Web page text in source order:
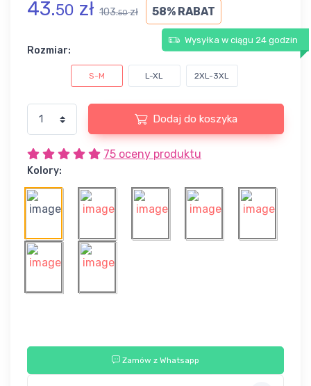
43.50 zł 103.50zł 58% RABAT
Wysyłka w ciągu 24 godzin
Rozmiar:
S-M L-XL 2XL-3XL
Dodaj do koszyka
75 oceny produktu
Kolory:
Zamów z Whatsapp